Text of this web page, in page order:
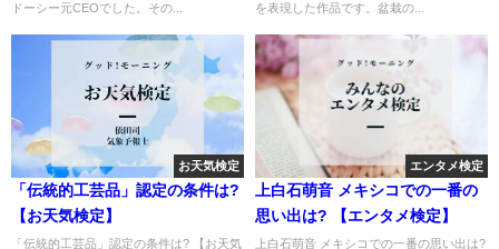
ドーシー元CEOでした。その...
を表現した作品です。盆栽の...
お天気検定
「伝統的工芸品」認定の条件は?
【お天気検定】
「伝統的工芸品」認定の条件は? 【お天気
エンタメ検定
上白石萌音 メキシコでの一番の
思い出は? 【エンタメ検定】
上白石萌音 メキシコでの一番の思い出は?